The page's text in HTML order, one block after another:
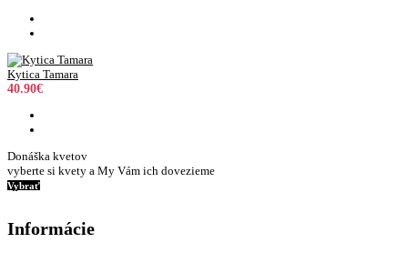
Kytica Tamara
40.90€
Donáška kvetov
vyberte si kvety a My Vám ich dovezieme
Vybrať
Informácie